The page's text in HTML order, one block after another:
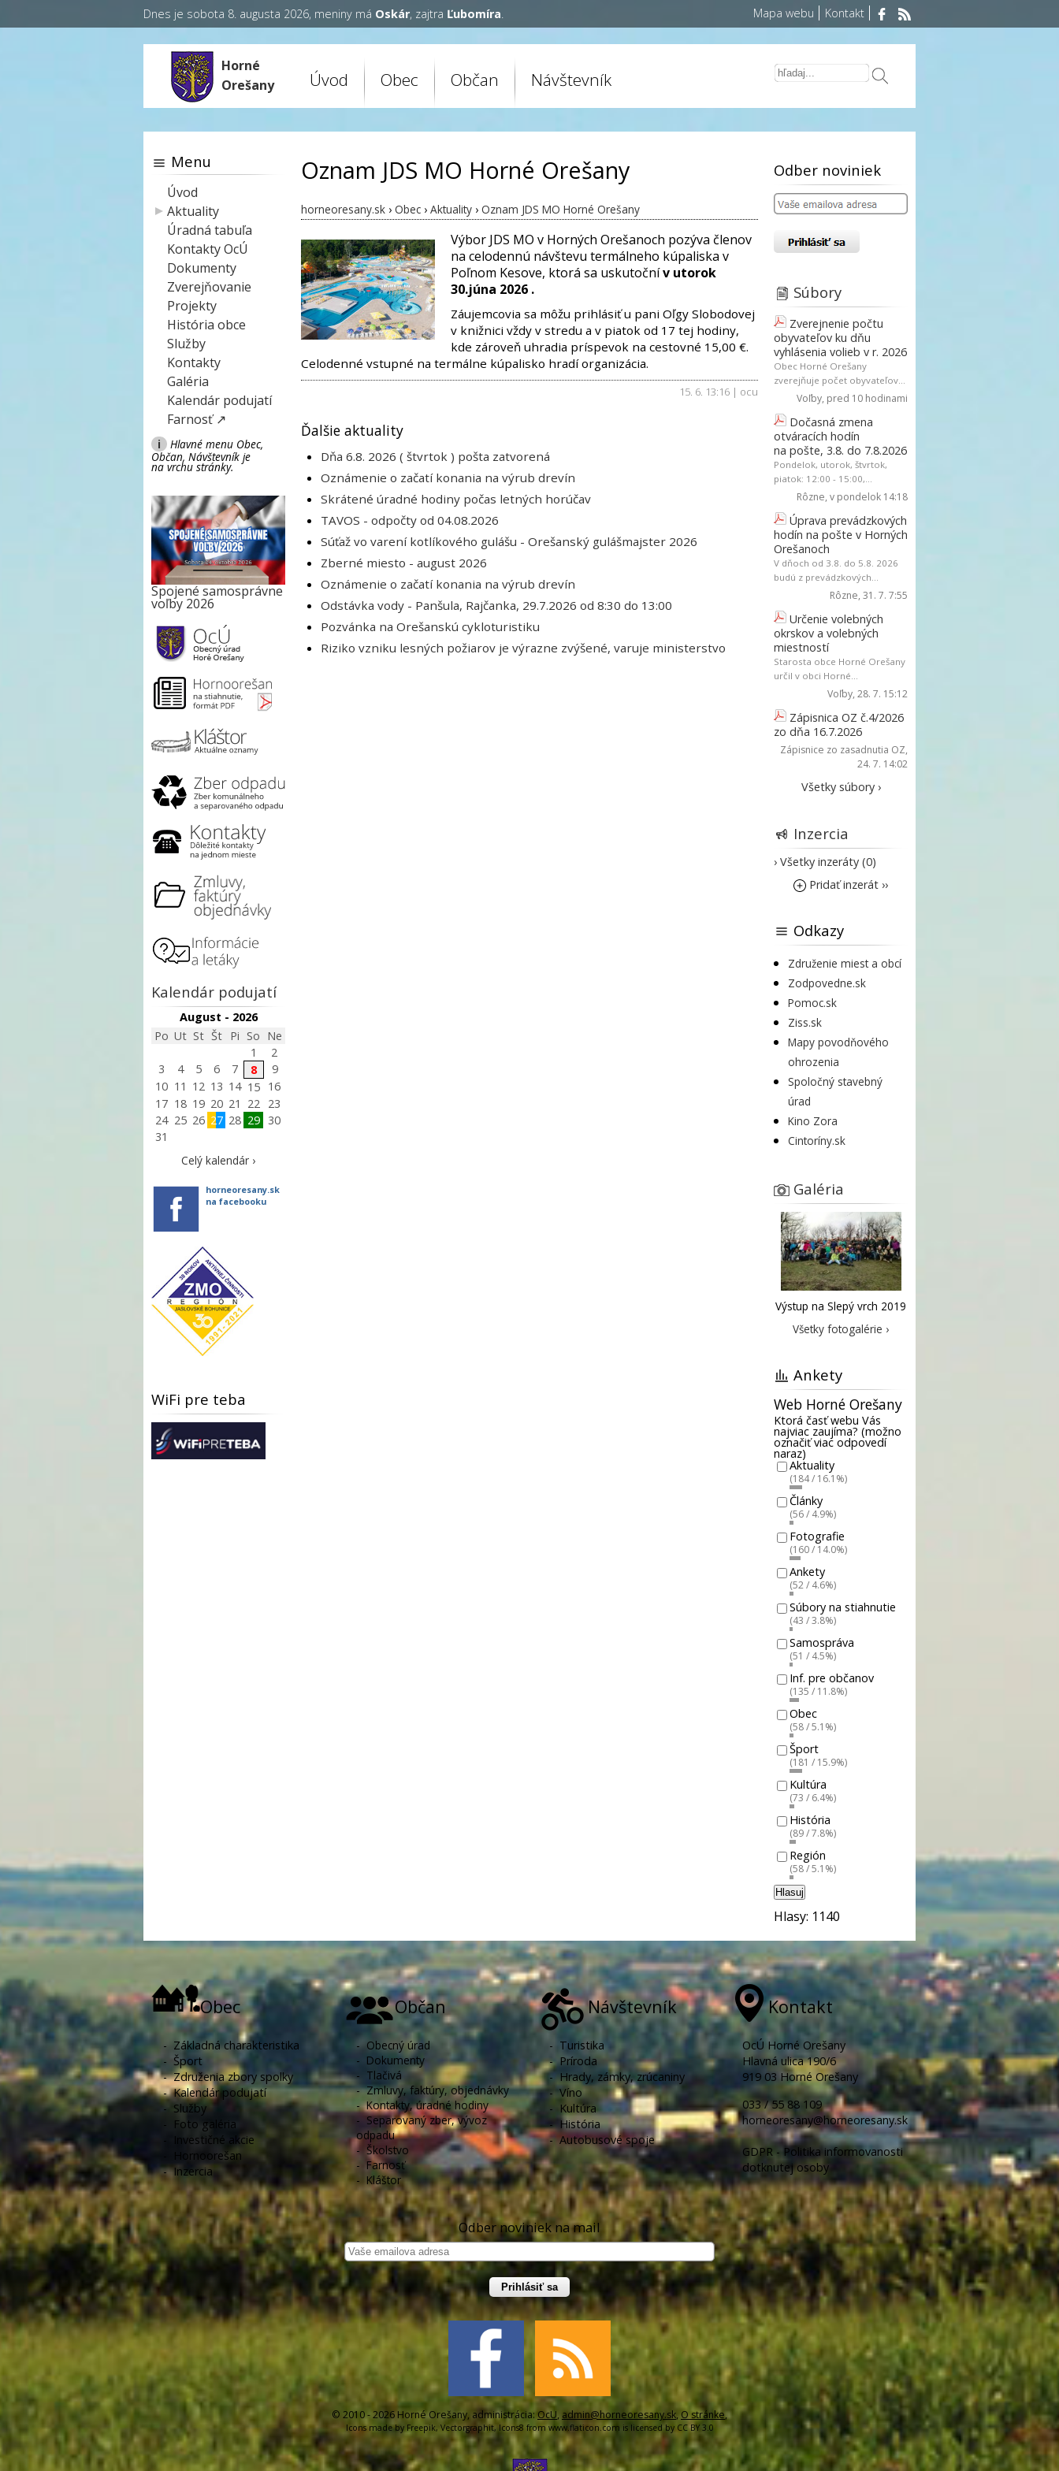
Dnes je sobota 8. augusta 2026, meniny má Oskár, zajtra Ľubomíra. Mapa webu Kontakt
Horné
Orešany
Úvod Obec Občan Návštevník
Oznam JDS MO Horné Orešany
horneoresany.sk › Obec › Aktuality › Oznam JDS MO Horné Orešany
Výbor JDS MO v Horných Orešanoch pozýva členov
na celodennú návštevu termálneho kúpaliska v
Poľnom Kesove, ktorá sa uskutočnív utorok
30.júna 2026 .
Záujemcovia sa môžu prihlásiť u pani Oľgy Slobodovej
v knižnici vždy v stredu a v piatok od 17 tej hodiny,
kde zároveň uhradia príspevok na cestovné 15,00 €.
Celodenné vstupné na termálne kúpalisko hradí organizácia.
15. 6. 13:16 | ocu
Ďalšie aktuality
Dňa 6.8. 2026 ( štvrtok ) pošta zatvorená
Oznámenie o začatí konania na výrub drevín
Skrátené úradné hodiny počas letných horúčav
TAVOS - odpočty od 04.08.2026
Súťaž vo varení kotlíkového gulášu - Orešanský gulášmajster 2026
Zberné miesto - august 2026
Oznámenie o začatí konania na výrub drevín
Odstávka vody - Panšula, Rajčanka, 29.7.2026 od 8:30 do 13:00
Pozvánka na Orešanskú cykloturistiku
Riziko vzniku lesných požiarov je výrazne zvýšené, varuje ministerstvo
Menu
Úvod
Aktuality
Úradná tabuľa
Kontakty OcÚ
Dokumenty
Zverejňovanie
Projekty
História obce
Služby
Kontakty
Galéria
Kalendár podujatí
Farnosť ↗
i
Hlavné menu Obec,
Občan, Návštevník je
na vrchu stránky.
Spojené samosprávne
voľby 2026
Kalendár podujatí
August - 2026
Po Ut St Št Pi So Ne
1
2
3
4 5 6 7 8
9
10 11 12 13 14 15
16
17 18 19 20 21 22
23
24 25 26 27 28 29
30
31
Celý kalendár ›
horneoresany.sk
na facebooku
WiFi pre teba
Odber noviniek
Súbory
Zverejnenie počtu
obyvateľov ku dňu
vyhlásenia volieb v r. 2026
Obec Horné Orešany
zverejňuje počet obyvateľov...
Voľby, pred 10 hodinami
Dočasná zmena
otváracích hodín
na pošte, 3.8. do 7.8.2026
Pondelok, utorok, štvrtok,
piatok: 12:00 - 15:00,...
Rôzne, v pondelok 14:18
Úprava prevádzkových
hodín na pošte v Horných
Orešanoch
V dňoch od 3.8. do 5.8. 2026
budú z prevádzkových...
Rôzne, 31. 7. 7:55
Určenie volebných
okrskov a volebných
miestností
Starosta obce Horné Orešany
určil v obci Horné...
Voľby, 28. 7. 15:12
Zápisnica OZ č.4/2026
zo dňa 16.7.2026
Zápisnice zo zasadnutia OZ,
24. 7. 14:02
Všetky súbory ›
Inzercia
› Všetky inzeráty (0)
Pridať inzerát ››
Odkazy
Združenie miest a obcí
Zodpovedne.sk
Pomoc.sk
Ziss.sk
Mapy povodňového
ohrozenia
Spoločný stavebný
úrad
Kino Zora
Cintoríny.sk
Galéria
Výstup na Slepý vrch 2019
Všetky fotogalérie ›
Ankety
Web Horné Orešany
Ktorá časť webu Vás
najviac zaujíma? (možno
označiť viac odpovedí
naraz)
Aktuality
(184 / 16.1%)
Články
(56 / 4.9%)
Fotografie
(160 / 14.0%)
Ankety
(52 / 4.6%)
Súbory na stiahnutie
(43 / 3.8%)
Samospráva
(51 / 4.5%)
Inf. pre občanov
(135 / 11.8%)
Obec
(58 / 5.1%)
Šport
(181 / 15.9%)
Kultúra
(73 / 6.4%)
História
(89 / 7.8%)
Región
(58 / 5.1%)
Hlasuj
Hlasy: 1140
Obec
- Základná charakteristika
- Šport
-Združenia zbory spolky
-Kalendár podujatí
- Služby
- Foto galéria
- Investičné akcie
Hornoorešan
-Inzercia
Občan
- Obecný úrad
- Dokumenty
- Tlačivá
-Zmluvy, faktúry, objednávky
-Kontakty, úradné hodiny
-Separovaný zber, vývoz
odpadu
- Školstvo
-Farnosť
- Kláštor
Návštevník
- Turistika
- Príroda
-Hrady, zámky, zrúcaniny
-Víno
- Kultúra
- História
-Autobusové spoje
Kontakt
OcÚ Horné Orešany
Hlavná ulica 190/6
919 03 Horné Orešany
033 / 55 88 109
horneoresany@horneoresany.sk
GDPR - Politika informovanosti
dotknutej osoby
Odber noviniek na mail
Prihlásiť sa
© 2010 - 2026 Horné Orešany, administrácia: OcU, admin@horneoresany.sk, O stránke,
Icons made by Freepik, Vectorgraphit, Icons8 from www.flaticon.com is licensed by CC BY 3.0